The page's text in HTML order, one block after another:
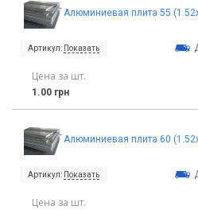
Алюминиевая плита 55
Артикул: Показать
Цена за шт.
1.00 грн
Алюминиевая плита 60
Артикул: Показать
Цена за шт.